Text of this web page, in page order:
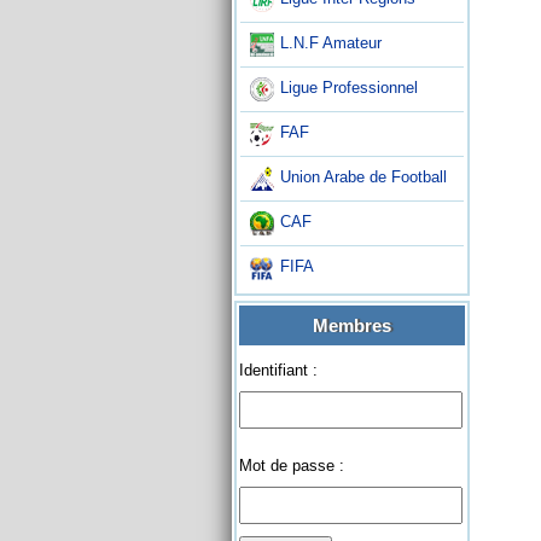
L.N.F Amateur
Ligue Professionnel
FAF
Union Arabe de Football
CAF
FIFA
Membres
Identifiant :
Mot de passe :